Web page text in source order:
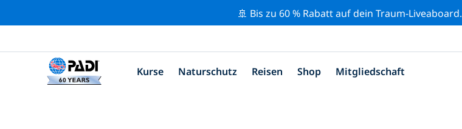
🚢 Bis zu 60 % Rabatt auf dein Traum-Liveaboard.
Kurse Naturschutz Reisen Shop Mitgliedschaft